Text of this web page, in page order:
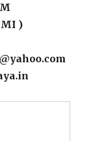
)